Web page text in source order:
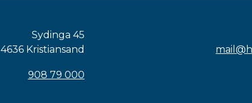
Sydinga 45
4636 Kristiansand
908 79 000